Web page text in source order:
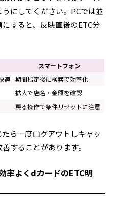
にしてください。PCでは並
にすると、反映直後のETC分
スマートフォン
適
期間指定後に検索で効率化
拡大で店名・金額を確認
戻る操作で条件リセットに注意
ら一度ログアウトしキャッ
することがあります。
率よくdカードのETC明